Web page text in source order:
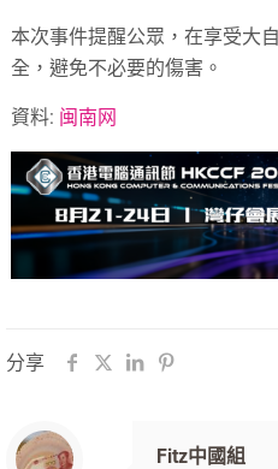
本次事件提醒公眾，在享受大
全，避免不必要的傷害。
資料: 闽南网
分享
Fitz中國組